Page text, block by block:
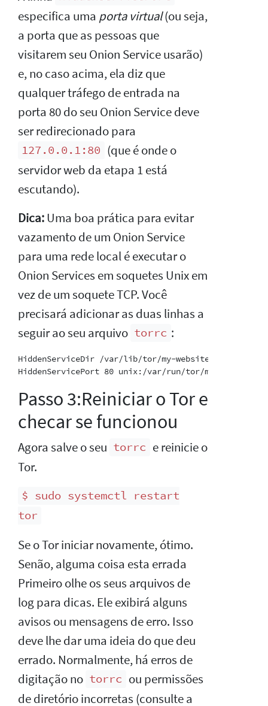
especifica uma porta virtual(ou seja,
a porta que as pessoas que
visitarem seu Onion Service usarão)
e, no caso acima, ela diz que
qualquer tráfego de entrada na
porta 80 do seu Onion Service deve
ser redirecionado para
127.0.0.1:80 (que é onde o
servidor web da etapa 1 está
escutando).
Dica:Uma boa prática para evitar
vazamento de um Onion Service
para uma rede local é executar o
Onion Services em soquetes Unix em
vez de um soquete TCP. Você
precisará adicionar as duas linhas a
seguir ao seu arquivo torrc :
HiddenServiceDir /var/lib/tor/my-website/
Passo 3:Reiniciar o Tor e
checar se funcionou
Agora salve o seu torrc e reinicie o
Tor.
$ sudo systemctl restart
tor
Se o Tor iniciar novamente, ótimo.
Senão, alguma coisa esta errada
Primeiro olhe os seus arquivos de
log para dicas. Ele exibirá alguns
avisos ou mensagens de erro. Isso
deve lhe dar uma ideia do que deu
errado. Normalmente, há erros de
digitação no torrc ou permissões
de diretório incorretas (consulte a